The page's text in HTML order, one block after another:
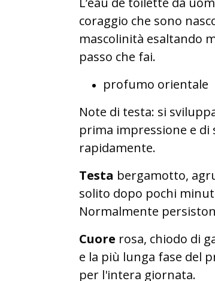
coraggio che sono
mascolinità esaltando
passo che fai.
profumo orientale
Note di testa: si
prima impressione e
rapidamente.
Testa bergamotto,
solito dopo pochi
Normalmente
Cuore rosa, chiodo di
e la più lunga fase del
per l'intera giornata.